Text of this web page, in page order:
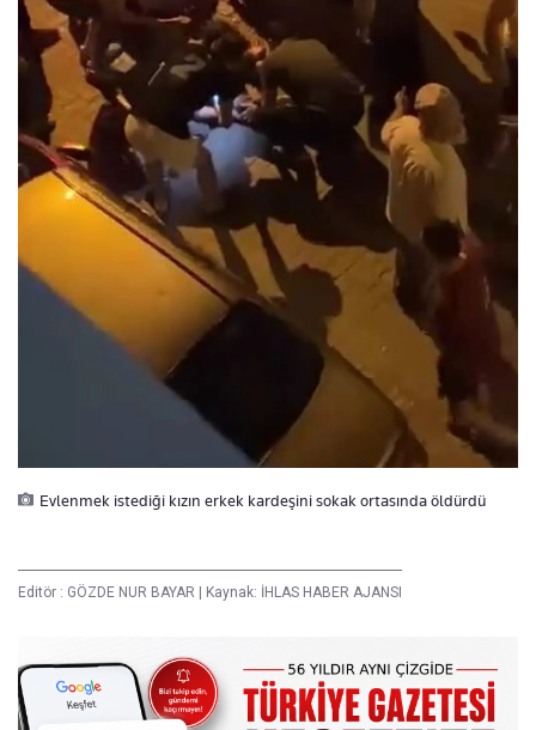
Evlenmek istediği kızın erkek kardeşini sokak ortasında öldürdü
Editör : GÖZDE NUR BAYAR Kaynak: İHLAS HABER AJANSI